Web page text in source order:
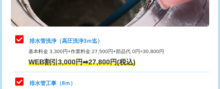
排水管工事（排水管工事/3ｍまで） 55,000円
排水管工事（追加 排水管工事/3ｍ超
え）
マス交換（土の掘削・埋め戻し作業）
マス交換（深さ50㎝未満）
理・調整・分解・加工など（軽作業）
止水・漏水調査・防水処理・清掃・修
理・調整・分解・加工など（中作業）
22,000円
止水・漏水調査・防水処理・清掃・修
理・調整・分解・加工など（重作業）
33,000円
その他部品の脱着
排水管洗浄（高圧洗浄3ｍ迄）
基本料金 3,300円+作業料金 27,500円+部品代 0円=30,800円
WEB割引3,000円➡27,800円(税込)
排水管工事（8ｍ）